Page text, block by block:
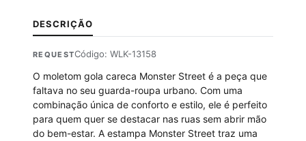
DESCRIÇÃO
REQUESTCódigo: WLK-13158
O moletom gola careca Monster Street é a peça que
faltava no seu guarda-roupa urbano. Com uma
combinação única de conforto e estilo, ele é perfeito
para quem quer se destacar nas ruas sem abrir mão
do bem-estar. A estampa Monster Street traz uma